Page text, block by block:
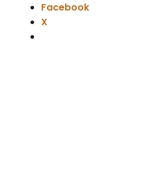
Facebook
X